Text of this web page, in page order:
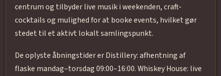
centrum og tilbyder live musik i weekenden, craft-
cocktails og mulighed for at booke events, hvilket gør
stedet til et aktivt lokalt samlingspunkt.
De oplyste åbningstider er Distillery: afhentning af
flaske mandag–torsdag 09:00–16:00. Whiskey House: live